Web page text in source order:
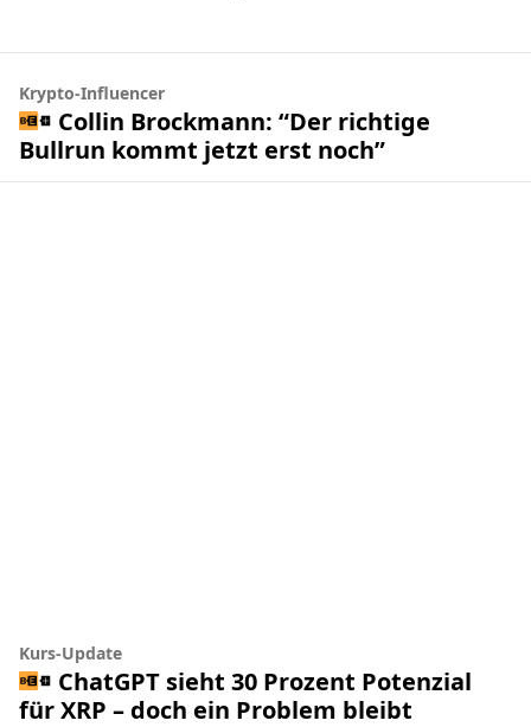
Krypto-Influencer
Collin Brockmann: “Der richtige
Bullrun kommt jetzt erst noch”
Kurs-Update
ChatGPT sieht 30 Prozent Potenzial
für XRP – doch ein Problem bleibt